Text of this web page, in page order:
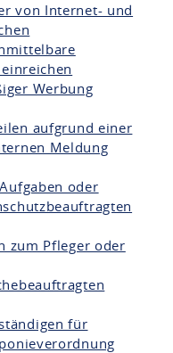
von Internet- und
Werbung
aufgrund einer
Meldung
oder
zum Pfleger oder
für